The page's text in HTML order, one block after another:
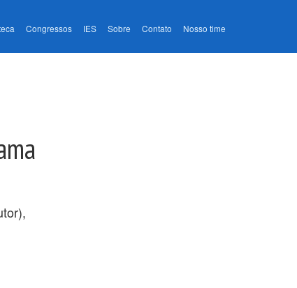
Congressos IES Sobre Contato Nosso time